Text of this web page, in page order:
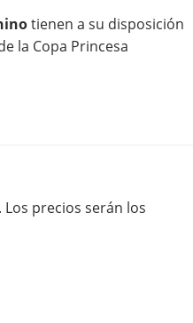
tienen a su disposición
la Copa Princesa
precios serán los